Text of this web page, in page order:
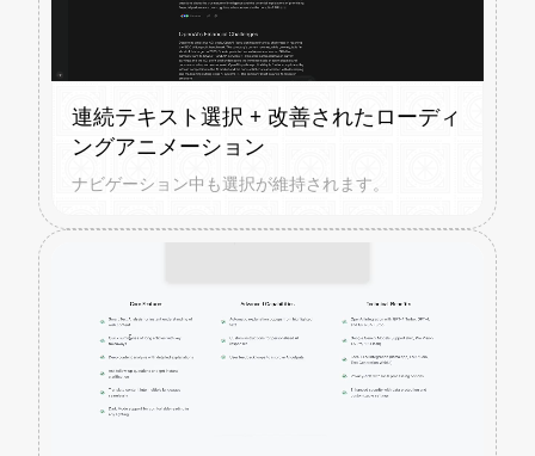
連続テキスト選択 + 改善されたローディ
ングアニメーション
ナビゲーション中も選択が維持されます。